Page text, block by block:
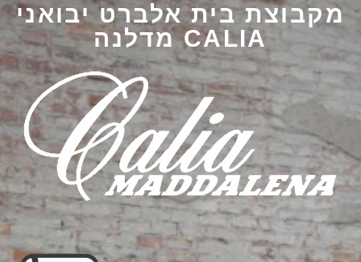
מקבוצת בית אלברט יבואני
CALIA מדלנה